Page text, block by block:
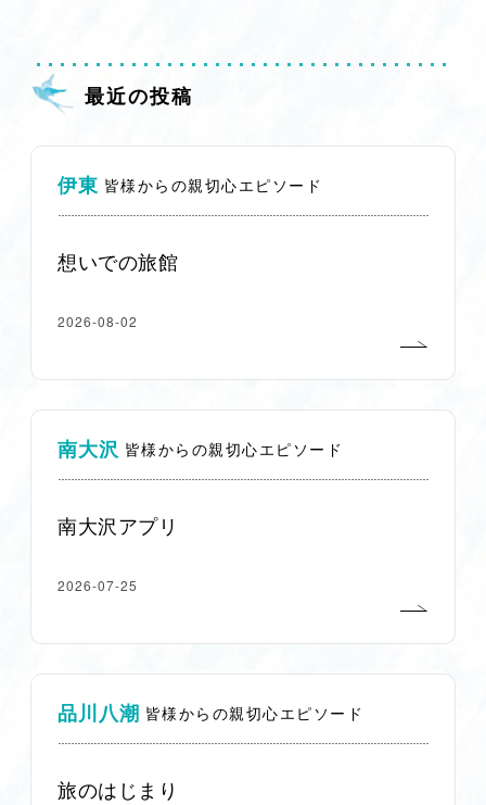
最近の投稿
伊東 皆様からの親切心エピソード
想いでの旅館
2026-08-02
南大沢 皆様からの親切心エピソード
南大沢アプリ
2026-07-25
品川八潮 皆様からの親切心エピソード
旅のはじまり